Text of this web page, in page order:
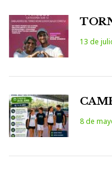
13 de
8 de